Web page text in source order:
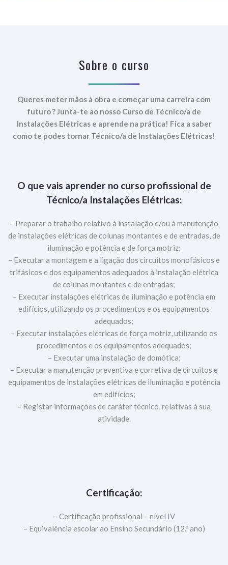
Sobre o curso
Queres meter mãos à obra e começar uma carreira com
futuro?Junta-te ao nosso Curso de Técnico/a de
Instalações Elétricas e aprende na prática! Fica a saber
como te podes tornar Técnico/a de Instalações Elétricas!
O que vais aprender no curso profissional de
Técnico/a Instalações Elétricas:
– Preparar o trabalho relativo à instalação e/ou à manutenção
de instalações elétricas de colunas montantes e de entradas, de
iluminação e potência e de força motriz;
– Executar a montagem e a ligação dos circuitos monofásicos e
trifásicos e dos equipamentos adequados à instalação elétrica
de colunas montantes e de entradas;
– Executar instalações elétricas de iluminação e potência em
edifícios, utilizando os procedimentos e os equipamentos
adequados;
– Executar instalações elétricas de força motriz, utilizando os
procedimentos e os equipamentos adequados;
– Executar uma instalação de domótica;
– Executar a manutenção preventiva e corretiva de circuitos e
equipamentos de instalações elétricas de iluminação e potência
em edifícios;
– Registar informações de caráter técnico, relativas à sua
atividade.
Certificação:
– Certificação profissional – nível IV
– Equivalência escolar ao Ensino Secundário (12.º ano)